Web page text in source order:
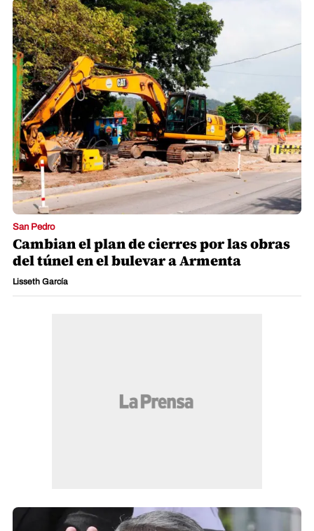
San Pedro
Cambian el plan de cierres por las obras
del túnel en el bulevar a Armenta
Lisseth García